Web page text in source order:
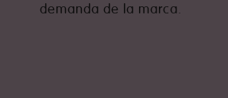
demanda de la marca.